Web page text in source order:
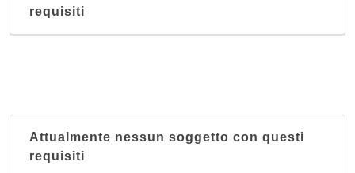
requisiti
Attualmente nessun soggetto con questi
requisiti